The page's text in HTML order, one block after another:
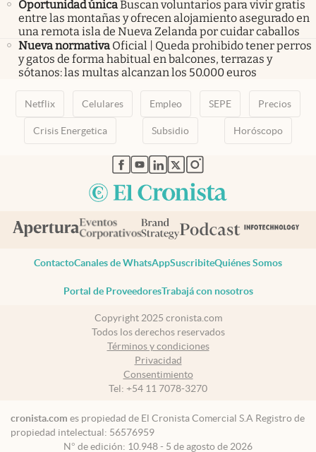
Oportunidad únicaBuscan voluntarios para vivir gratis
entre las montañas y ofrecen alojamiento asegurado en
una remota isla de Nueva Zelanda por cuidar caballos
Nueva normativa Oficial | Queda prohibido tener perros
y gatos de forma habitual en balcones, terrazas y
sótanos: las multas alcanzan los 50.000 euros
Netflix Celulares Empleo SEPE Precios
Crisis Energetica Subsidio Horóscopo
abre en nueva pestaña
abre en nueva pestaña
abre en nueva pestaña
abre en nueva pestaña
abre en nueva pestaña
ContactoCanales de WhatsAppSuscribiteQuiénes Somos
Portal de ProveedoresTrabajá con nosotros
Copyright 2025 cronista.com
Todos los derechos reservados
Términos y condiciones
Privacidad
Consentimiento
Tel: +54 11 7078-3270
cronista.com es propiedad de El Cronista Comercial S.A Registro de
propiedad intelectual: 56576959
N° de edición: 10.948 - 5 de agosto de 2026